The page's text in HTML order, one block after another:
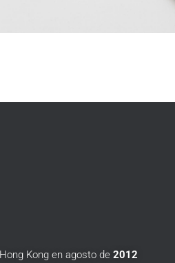
Kong en agosto de 2012